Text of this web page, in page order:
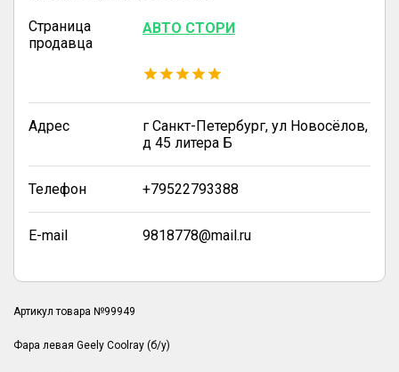
Страница
продавца
АВТО СТОРИ
Адрес
г Санкт-Петербург, ул Новосёлов,
д 45 литера Б
Телефон +79522793388
E-mail 9818778@mail.ru
Артикул товара №99949
Фара левая Geely Coolray (б/у)